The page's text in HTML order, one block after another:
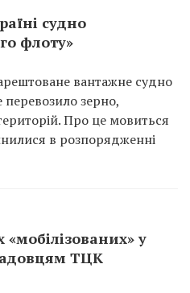
судно
флоту»
вантажне судно
перевозило зерно,
Про це мовиться
в розпорядженні
у
ТЦК